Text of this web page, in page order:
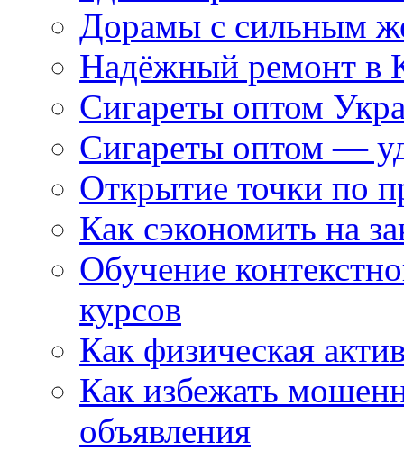
Дорамы с сильным
Надёжный ремонт в
Сигареты оптом
Сигареты оптом —
Открытие точки по
Как сэкономить на
Обучение
курсов
Как физическая
Как избежать
объявления